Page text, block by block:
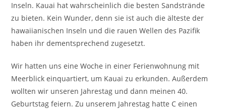
Inseln. Kauai hat wahrscheinlich die besten Sandstrände
zu bieten. Kein Wunder, denn sie ist auch die älteste der
hawaiianischen Inseln und die rauen Wellen des Pazifik
haben ihr dementsprechend zugesetzt.
Wir hatten uns eine Woche in einer Ferienwohnung mit
Meerblick einquartiert, um Kauai zu erkunden. Außerdem
wollten wir unseren Jahrestag und dann meinen 40.
Geburtstag feiern. Zu unserem Jahrestag hatte C einen